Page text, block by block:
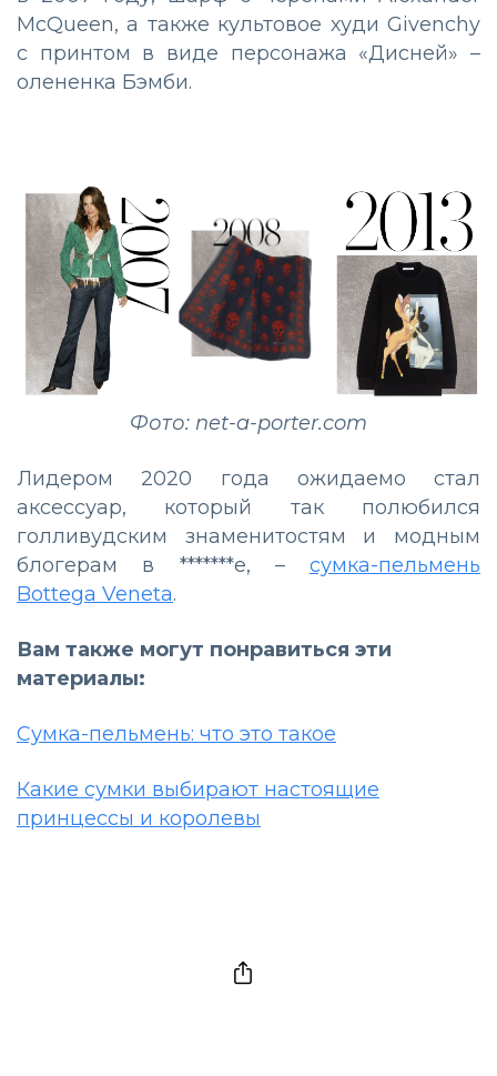
McQueen, а также культовое худи Givenchy
с принтом в виде персонажа «Дисней» –
олененка Бэмби.
Фото: net-a-porter.com
Лидером 2020 года ожидаемо стал
аксессуар, который так полюбился
голливудским знаменитостям и модным
блогерам в *******е, – сумка-пельмень
Bottega Veneta.
Вам также могут понравиться эти
материалы:
Сумка-пельмень: что это такое
Какие сумки выбирают настоящие
принцессы и королевы